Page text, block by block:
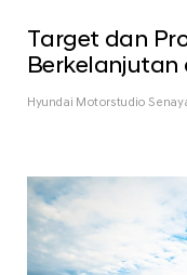
Target dan
Berkelanjutan
Hyundai Motorstudio